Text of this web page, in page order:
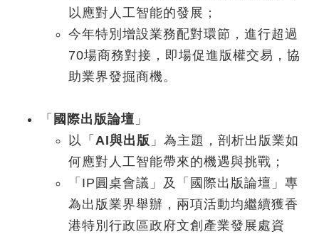
以應對人工智能的發展；
今年特別增設業務配對環節，進行超過
70場商務對接，即場促進版權交易，協
助業界發掘商機。
「 國際出版論壇 」
以「 AI與出版 」為主題，剖析出版業如
何應對人工智能帶來的機遇與挑戰；
「IP圓桌會議」及「國際出版論壇」專
為出版業界舉辦，兩項活動均繼續獲香
港特別行政區政府文創產業發展處資